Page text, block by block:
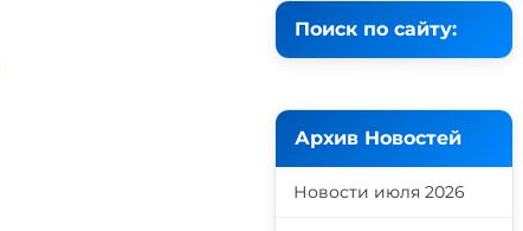
Поиск по сайту:
Архив Новостей
Новости июля 2026